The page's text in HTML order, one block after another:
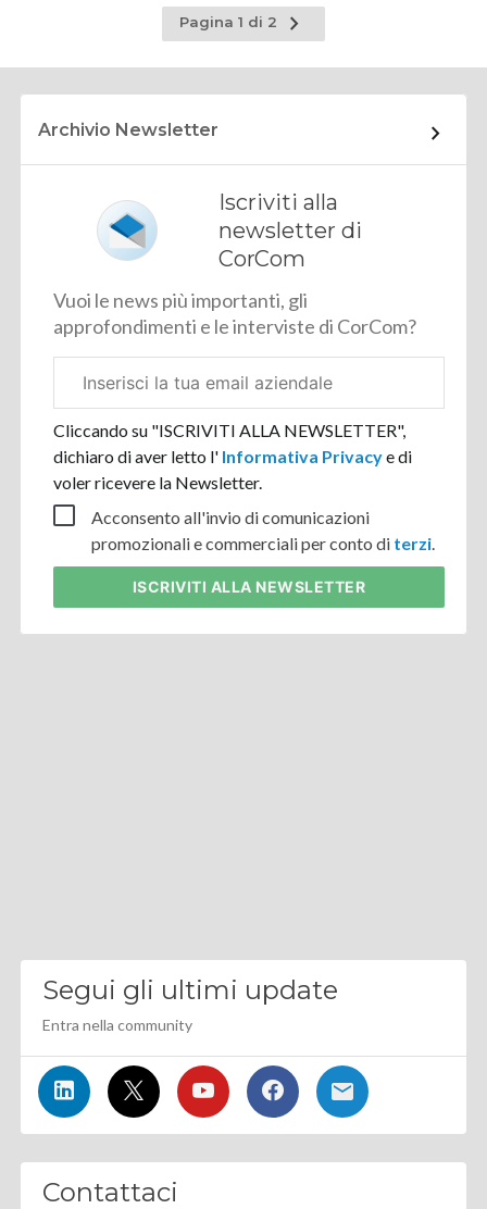
Pagina 1 di 2
Pagina
successiva
Archivio Newsletter
Iscriviti alla
newsletter di
CorCom
Vuoi le news più importanti, gli
approfondimenti e le interviste di CorCom?
aziendale
Cliccando su "ISCRIVITI ALLA NEWSLETTER",
dichiaro di aver letto l' Informativa Privacye di
voler ricevere la Newsletter.
Acconsento all'invio di comunicazioni
promozionali e commerciali per conto di terzi.
ISCRIVITI ALLA NEWSLETTER
Segui gli ultimi update
Entra nella community
Contattaci